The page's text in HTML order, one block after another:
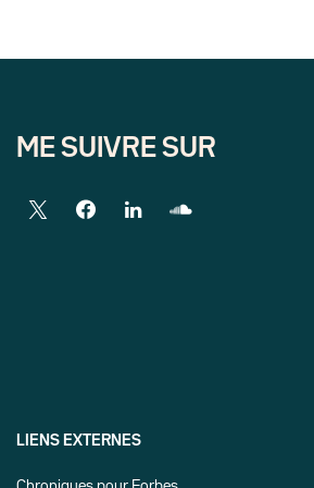
ME SUIVRE SUR
LIENS EXTERNES